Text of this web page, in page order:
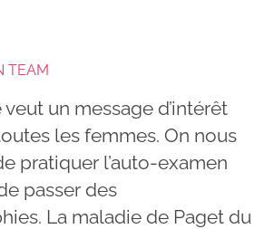
TEAM
un message d’intérêt
les femmes. On nous
pratiquer l’auto-examen
passer des
La maladie de Paget du